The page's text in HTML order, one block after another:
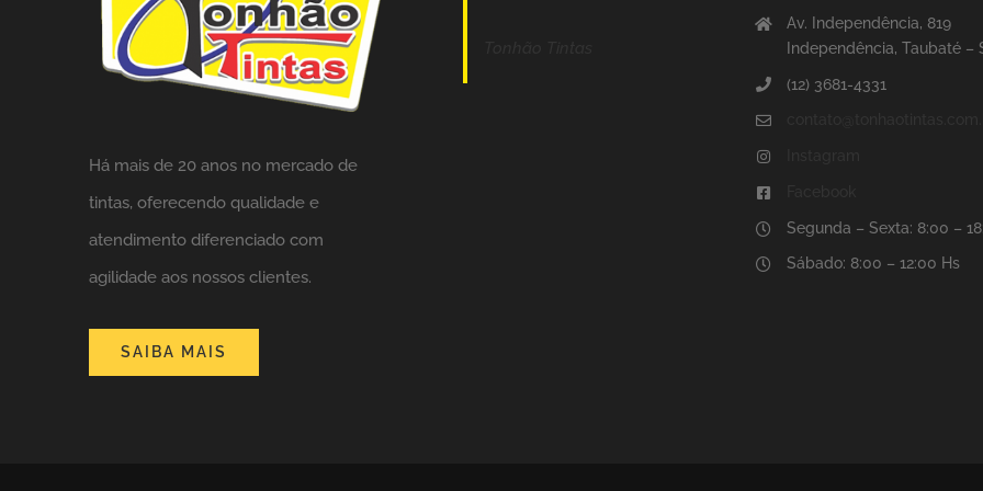
Há mais de 20 anos no mercado de
tintas, oferecendo qualidade e
atendimento diferenciado com
agilidade aos nossos clientes.
SAIBA MAIS
Av. Independência, 819
Independência, Taubaté –
(12) 3681-4331
Segunda – Sexta: 8:00 –
Sábado: 8:00 – 12:00 Hs